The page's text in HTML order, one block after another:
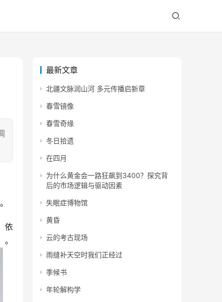
最新文章
北疆文脉润山河 多元传播启新章
春雪镜像
春雪奇缘
冬日拾遗
在四月
为什么黄金会一路狂飙到3400？探究背
后的市场逻辑与驱动因素
失眠症博物馆
黄昏
云的考古现场
雨缝补天空时我们正经过
季候书
年轮解构学